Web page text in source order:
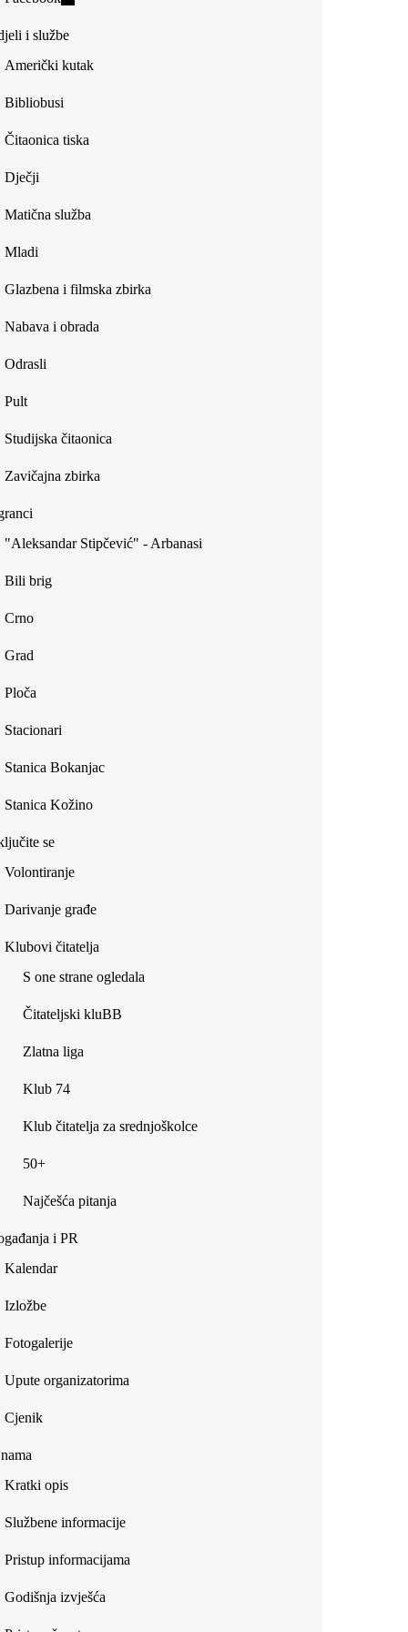
external)
external)
i službe
Američki kutak
Bibliobusi
Čitaonica tiska
Dječji
Matična služba
Mladi
Glazbena i filmska zbirka
Nabava i obrada
Odrasli
Pult
Studijska čitaonica
Zavičajna zbirka
"Aleksandar Stipčević" - Arbanasi
Bili brig
Crno
Grad
Ploča
Stacionari
Stanica Bokanjac
Stanica Kožino
se
Volontiranje
Darivanje građe
Klubovi čitatelja
S one strane ogledala
Čitateljski kluBB
Zlatna liga
Klub 74
Klub čitatelja za srednjoškolce
50+
Najčešća pitanja
i PR
Kalendar
Izložbe
Fotogalerije
Upute organizatorima
Cjenik
Kratki opis
Službene informacije
Pristup informacijama
Godišnja izvješća